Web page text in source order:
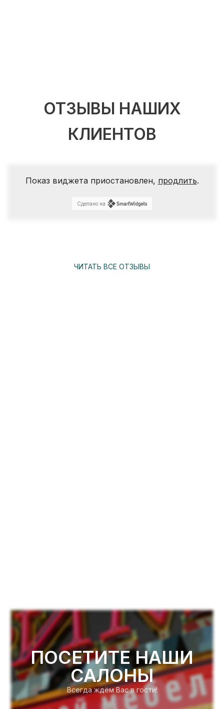
ОТЗЫВЫ НАШИХ
КЛИЕНТОВ
Показ виджета приостановлен, продлить.
Сделано на
ЧИТАТЬ ВСЕ ОТЗЫВЫ
ПОСЕТИТЕ НАШИ
САЛОНЫ
Всегда ждём Вас в гости!